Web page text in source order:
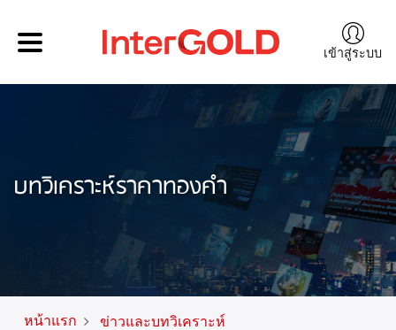
เข้าสู่ระบบ
บทวิเคราะห์ราคาทองคำ
หน้าแรก
ข่าวและบทวิเคราะห์